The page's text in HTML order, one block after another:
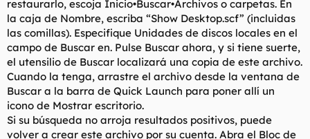
restaurarlo, escoja Inicio•Buscar•Archivos o carpetas. En
la caja de Nombre, escriba “Show Desktop.scf” (incluidas
las comillas). Especifique Unidades de discos locales en el
campo de Buscar en. Pulse Buscar ahora, y si tiene suerte,
el utensilio de Buscar localizará una copia de este archivo.
Cuando la tenga, arrastre el archivo desde la ventana de
Buscar a la barra de Quick Launch para poner allí un
icono de Mostrar escritorio.
Si su búsqueda no arroja resultados positivos, puede
volver a crear este archivo por su cuenta. Abra el Bloc de